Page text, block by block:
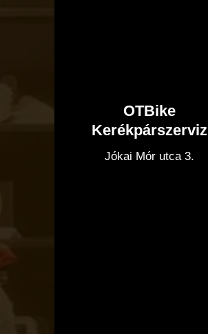
OTBike
Kerékpárszerviz
Jókai Mór utca 3.